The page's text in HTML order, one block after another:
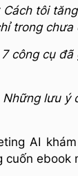
Cách tôi
trong chưa
7 công cụ
Những lưu ý
AI
cuốn ebook